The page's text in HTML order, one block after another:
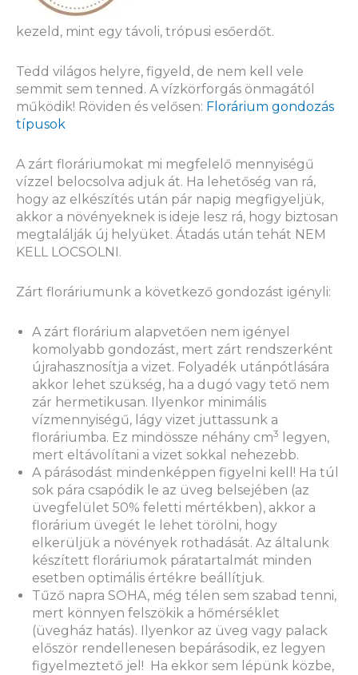
kezeld, mint egy távoli, trópusi esőerdőt.
Tedd világos helyre, figyeld, de nem kell vele
semmit sem tenned. A vízkörforgás önmagától
működik! Röviden és velősen: Florárium gondozás
típusok
A zárt floráriumokat mi megfelelő mennyiségű
vízzel belocsolva adjuk át. Ha lehetőség van rá,
hogy az elkészítés után pár napig megfigyeljük,
akkor a növényeknek is ideje lesz rá, hogy biztosan
megtalálják új helyüket. Átadás után tehát NEM
KELL LOCSOLNI.
Zárt floráriumunk a következő gondozást igényli:
A zárt florárium alapvetően nem igényel
komolyabb gondozást, mert zárt rendszerként
újrahasznosítja a vizet. Folyadék utánpótlására
akkor lehet szükség, ha a dugó vagy tető nem
zár hermetikusan. Ilyenkor minimális
vízmennyiségű, lágy vizet juttassunk a
floráriumba. Ez mindössze néhány cm3
legyen,
mert eltávolítani a vizet sokkal nehezebb.
A párásodást mindenképpen figyelni kell! Ha túl
sok pára csapódik le az üveg belsejében (az
üvegfelület 50% feletti mértékben), akkor a
florárium üvegét le lehet törölni, hogy
elkerüljük a növények rothadását. Az általunk
készített floráriumok páratartalmát minden
esetben optimális értékre beállítjuk.
Tűző napra SOHA, még télen sem szabad tenni,
mert könnyen felszökik a hőmérséklet
(üvegház hatás). Ilyenkor az üveg vagy palack
először rendellenesen bepárásodik, ez legyen
figyelmeztető jel! Ha ekkor sem lépünk közbe,